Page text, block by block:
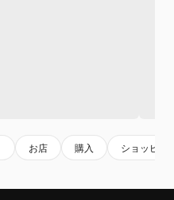
お店 購入 ショッピン